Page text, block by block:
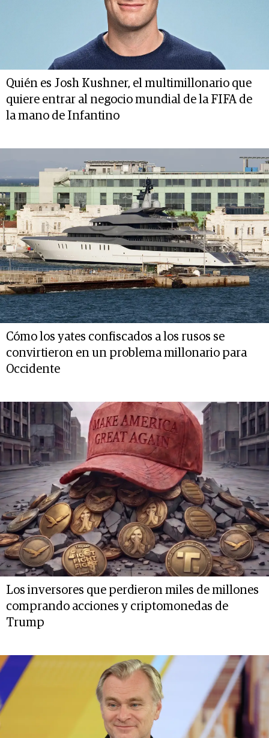
Quién es Josh Kushner, el multimillonario que
quiere entrar al negocio mundial de la FIFA de
la mano de Infantino
Cómo los yates confiscados a los rusos se
convirtieron en un problema millonario para
Occidente
Los inversores que perdieron miles de millones
comprando acciones y criptomonedas de
Trump